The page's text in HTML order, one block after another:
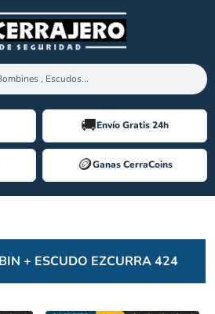
🚚Envío Gratis 24h
🪙️Ganas CerraCoins
+ ESCUDO EZCURRA 424